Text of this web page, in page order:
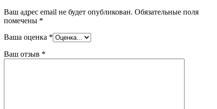
Ваш адрес email не будет опубликован. Обязательные поля
помечены *
Ваша оценка *
Ваш отзыв *